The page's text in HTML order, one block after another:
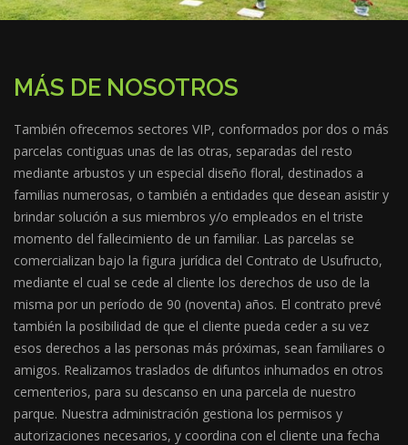
MÁS DE NOSOTROS
También ofrecemos sectores VIP, conformados por dos o más
parcelas contiguas unas de las otras, separadas del resto
mediante arbustos y un especial diseño floral, destinados a
familias numerosas, o también a entidades que desean asistir y
brindar solución a sus miembros y/o empleados en el triste
momento del fallecimiento de un familiar. Las parcelas se
comercializan bajo la figura jurídica del Contrato de Usufructo,
mediante el cual se cede al cliente los derechos de uso de la
misma por un período de 90 (noventa) años. El contrato prevé
también la posibilidad de que el cliente pueda ceder a su vez
esos derechos a las personas más próximas, sean familiares o
amigos. Realizamos traslados de difuntos inhumados en otros
cementerios, para su descanso en una parcela de nuestro
parque. Nuestra administración gestiona los permisos y
autorizaciones necesarios, y coordina con el cliente una fecha